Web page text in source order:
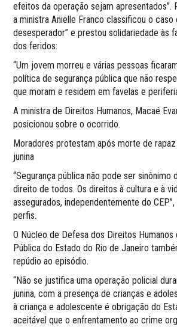
efeitos da operação sejam apresentados”.
a ministra Anielle Franco classificou o caso
desesperador” e prestou solidariedade às
dos feridos:
“Um jovem morreu e várias pessoas
política de segurança pública que não
que moram e residem em favelas e
A ministra de Direitos Humanos, Macaé
posicionou sobre o ocorrido.
Moradores protestam após morte de
junina
“Segurança pública não pode ser sinônimo
direito de todos. Os direitos à cultura e à
assegurados, independentemente do
perfis.
O Núcleo de Defesa dos Direitos Humanos
Pública do Estado do Rio de Janeiro
repúdio ao episódio.
“Não se justifica uma operação policial
junina, com a presença de crianças e
à criança e adolescente é obrigação do
aceitável que o enfrentamento ao crime